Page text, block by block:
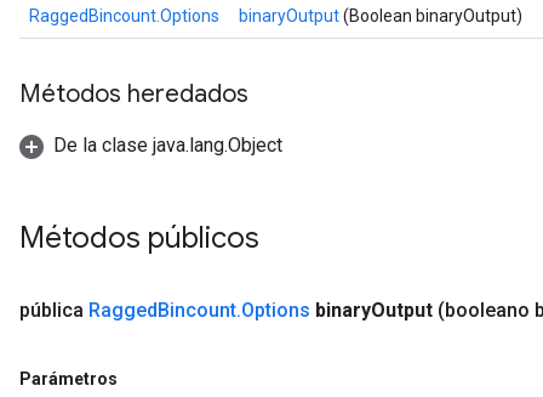
RaggedBincount.Options binaryOutput(Boolean binaryOutput)
Métodos heredados
De la clase java.lang.Object
Métodos públicos
pública RaggedBincount.Options binaryOutput (booleano
Parámetros